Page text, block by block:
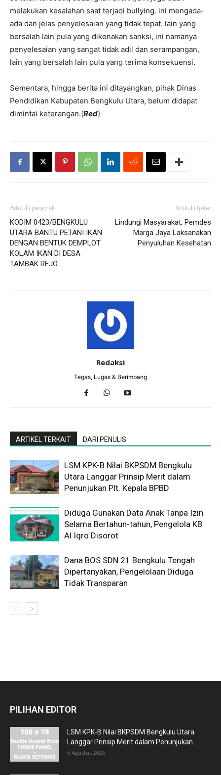
melakukan kesalahan saat terjadi bullying. ini mengada-
ada dan jelas penyelesaian yang tidak tepat. lain yang
bersalah lain pula yang dikenakan sanksi, ini namanya
penyelesaian yang sangat tidak adil dan serampangan,
lain yang bersalah lain pula yang terima konsekuensi.
Sementara, hingga berita ini ditayangkan, pihak Dinas
Pendidikan Kabupaten Bengkulu Utara, belum didapat
dimintai keterangan.(Red)
Artikulli paraprak
KODIM 0423/BENGKULU
UTARA BANTU PETANI IKAN
DENGAN BENTUK DEMPLOT
KOLAM IKAN DI DESA
TAMBAK REJO
Artikulli tjetër
Lindungi Masyarakat, Pemdes
Marga Jaya Laksanakan
Penyuluhan Kesehatan
Redaksi
Tegas, Lugas & Berimbang
ARTIKEL TERKAIT DARI PENULIS
LSM KPK-B Nilai BKPSDM Bengkulu
Utara Langgar Prinsip Merit dalam
Penunjukan Plt. Kepala BPBD
Diduga Gunakan Data Anak Tanpa Izin
Selama Bertahun-tahun, Pengelola KB
Al Iqro Disorot
Dana BOS SDN 21 Bengkulu Tengah
Dipertanyakan, Pengelolaan Diduga
Tidak Transparan
PILIHAN EDITOR
LSM KPK-B Nilai BKPSDM Bengkulu Utara
Langgar Prinsip Merit dalam Penunjukan...
5 Agustus 2026